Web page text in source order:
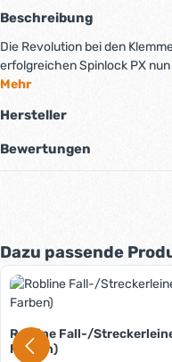
Beschreibung
Die Revolution bei den
erfolgreichen Spinlock PX
Mehr
Hersteller
Bewertungen
Produktgalerie überspringen
Dazu passende
Robline Fall-/
Farben)